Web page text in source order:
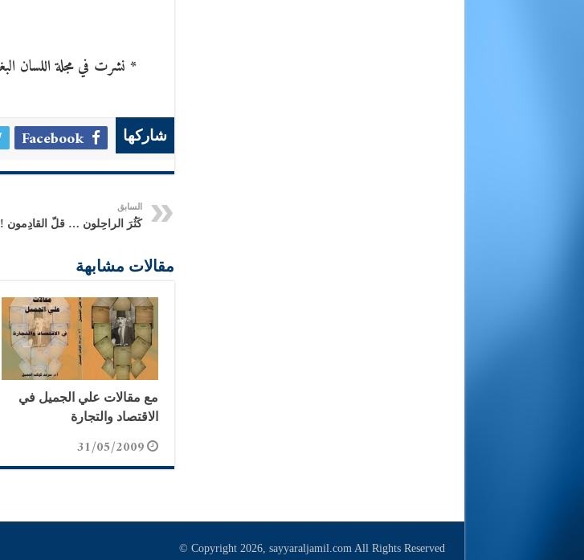
شاركها Facebook
السابق
كَثُرَ الراحِلون … قلّ القادِمون !
مقالات مشابهة
مع مقالات علي الجميل في
الاقتصاد والتجارة
31/05/2009
© Copyright 2026, sayyaraljamil.com All Rights Reserved